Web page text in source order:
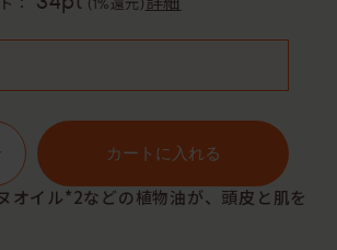
カートに入れる
オイル*2などの植物油が、頭皮と肌を